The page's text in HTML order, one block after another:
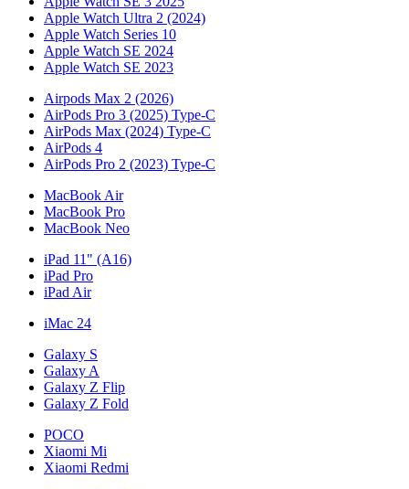
Apple Watch Ultra 2 (2024)
Apple Watch Series 10
Apple Watch SE 2024
Apple Watch SE 2023
Airpods Max 2 (2026)
AirPods Pro 3 (2025) Type-C
AirPods Max (2024) Type-C
AirPods 4
AirPods Pro 2 (2023) Type-C
MacBook Air
MacBook Pro
MacBook Neo
iPad 11" (A16)
iPad Pro
iPad Air
iMac 24
Galaxy S
Galaxy A
Galaxy Z Flip
Galaxy Z Fold
POCO
Xiaomi Mi
Xiaomi Redmi